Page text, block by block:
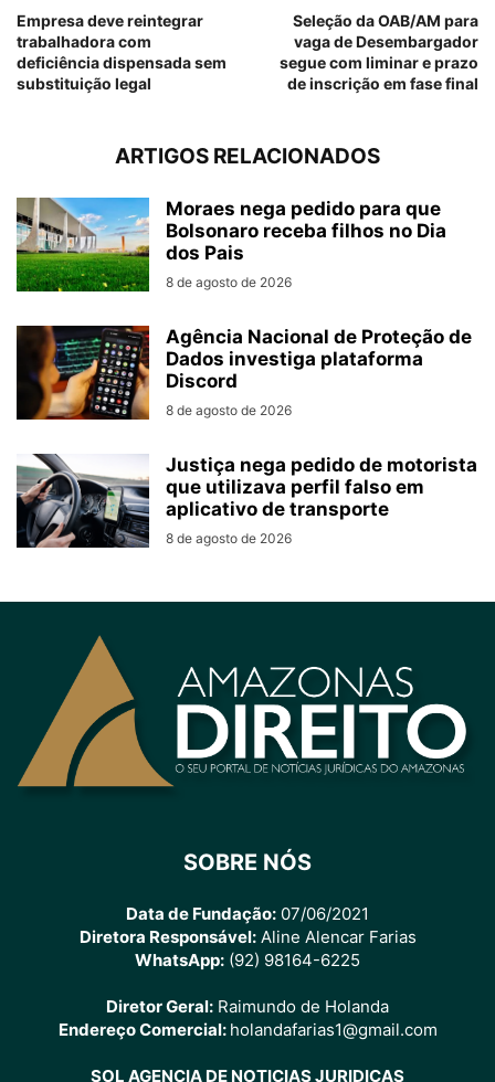
Empresa deve reintegrar
trabalhadora com
deficiência dispensada sem
substituição legal
Seleção da OAB/AM para
vaga de Desembargador
segue com liminar e prazo
de inscrição em fase final
ARTIGOS RELACIONADOS
Moraes nega pedido para que
Bolsonaro receba filhos no Dia
dos Pais
8 de agosto de 2026
Agência Nacional de Proteção de
Dados investiga plataforma
Discord
8 de agosto de 2026
Justiça nega pedido de motorista
que utilizava perfil falso em
aplicativo de transporte
8 de agosto de 2026
SOBRE NÓS
Data de Fundação: 07/06/2021
Diretora Responsável:Aline Alencar Farias
WhatsApp: (92) 98164-6225
Diretor Geral: Raimundo de Holanda
Endereço Comercial: holandafarias1@gmail.com
SOL AGENCIA DE NOTICIAS JURIDICAS